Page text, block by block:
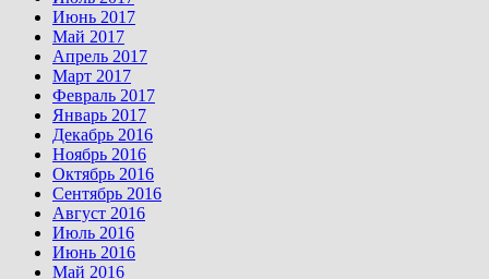
Июнь 2017
Май 2017
Апрель 2017
Март 2017
Февраль 2017
Январь 2017
Декабрь 2016
Ноябрь 2016
Октябрь 2016
Сентябрь 2016
Август 2016
Июль 2016
Июнь 2016
Май 2016